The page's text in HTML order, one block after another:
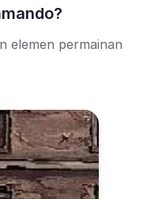
elemen permainan